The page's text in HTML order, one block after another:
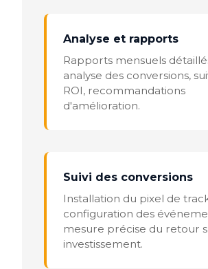
Analyse et rapports
Rapports mensuels
analyse des conversions,
ROI, recommandations
d'amélioration.
Suivi des conversions
Installation du pixel de
configuration des
mesure précise du retour
investissement.